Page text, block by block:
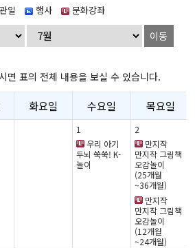
일 행사 문화강좌
이동
면 표의 전체 내용을 보실 수 있습니다.
화요일 수요일 목요일
1
우리 아기
두뇌 쑥쑥! K-
놀이
2
만지작
만지작 그림책
오감놀이
(25개월
~36개월)
만지작
만지작 그림책
오감놀이
(12개월
~24개월)